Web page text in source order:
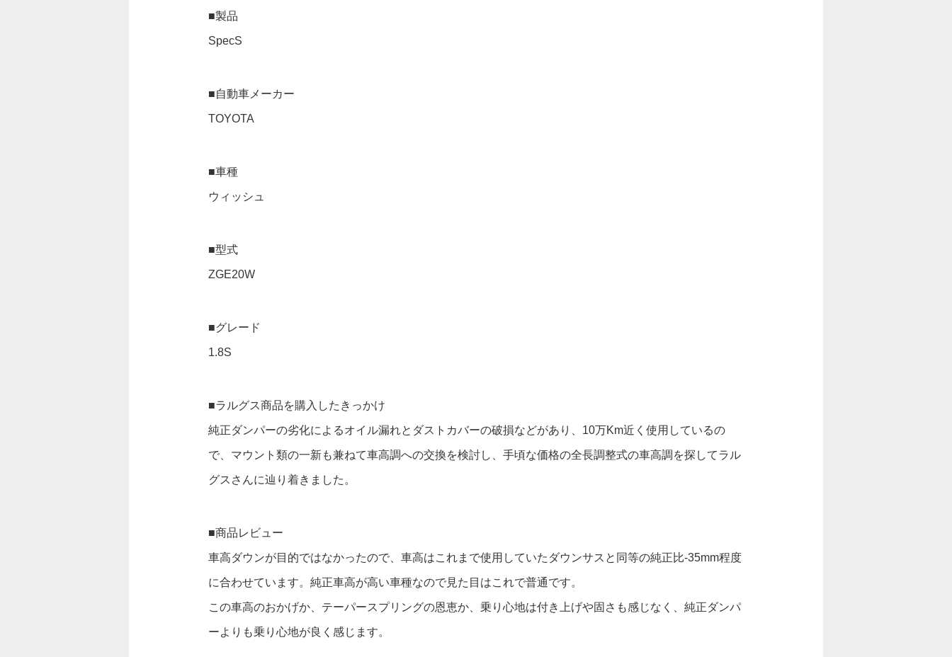
■製品
SpecS
■自動車メーカー
TOYOTA
■車種
ウィッシュ
■型式
ZGE20W
■グレード
1.8S
■ラルグス商品を購入したきっかけ
純正ダンパーの劣化によるオイル漏れとダストカバーの破損などがあり、10万Km近く使用しているの
で、マウント類の一新も兼ねて車高調への交換を検討し、手頃な価格の全長調整式の車高調を探してラル
グスさんに辿り着きました。
■商品レビュー
車高ダウンが目的ではなかったので、車高はこれまで使用していたダウンサスと同等の純正比-35mm程度
に合わせています。純正車高が高い車種なので見た目はこれで普通です。
この車高のおかげか、テーパースプリングの恩恵か、乗り心地は付き上げや固さも感じなく、純正ダンパ
ーよりも乗り心地が良く感じます。